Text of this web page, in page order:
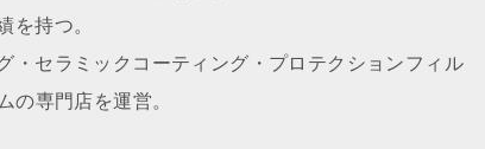
を持つ。
・セラミックコーティング・プロテクションフィル
の専門店を運営。